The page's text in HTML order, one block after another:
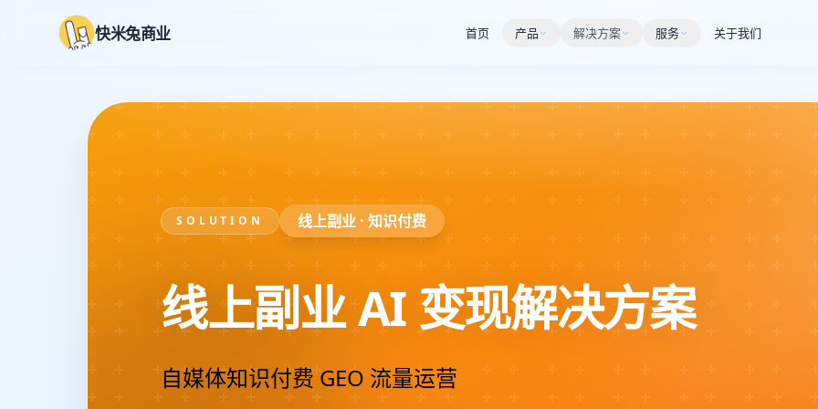
快米兔商业 首页 产品 解决方案 服务 关于我们
SOLUTION 线上副业 · 知识付费
线上副业 AI 变现解决方案
自媒体知识付费 GEO 流量运营